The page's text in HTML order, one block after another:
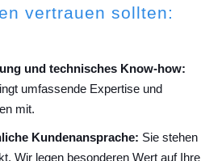
vertrauen sollten:
und technisches Know-how:
umfassende Expertise und
mit.
Kundenansprache: Sie stehen
Wir legen besonderen Wert auf Ihre